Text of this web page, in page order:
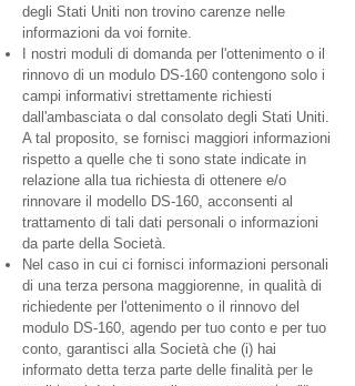
degli Stati Uniti non trovino carenze nelle
informazioni da voi fornite.
I nostri moduli di domanda per l'ottenimento o il
rinnovo di un modulo DS-160 contengono solo i
campi informativi strettamente richiesti
dall'ambasciata o dal consolato degli Stati Uniti.
A tal proposito, se fornisci maggiori informazioni
rispetto a quelle che ti sono state indicate in
relazione alla tua richiesta di ottenere e/o
rinnovare il modello DS-160, acconsenti al
trattamento di tali dati personali o informazioni
da parte della Società.
Nel caso in cui ci fornisci informazioni personali
di una terza persona maggiorenne, in qualità di
richiedente per l'ottenimento o il rinnovo del
modulo DS-160, agendo per tuo conto e per tuo
conto, garantisci alla Società che (i) hai
informato detta terza parte delle finalità per le